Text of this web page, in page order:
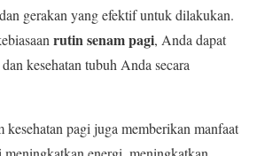
gerakan yang efektif untuk dilakukan.
rutin senam pagi, Anda dapat
kesehatan tubuh Anda secara
kesehatan pagi juga memberikan manfaat